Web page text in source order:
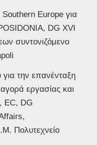
Europe για
DG XVI
συντονιζόμενο
την επανένταξη
εργασίας και
EC, DG
Πολυτεχνείο